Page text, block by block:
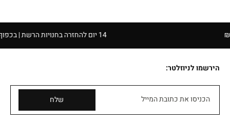
הירשמו לניוזלטר:
הכניסו את כתובת המייל שלח